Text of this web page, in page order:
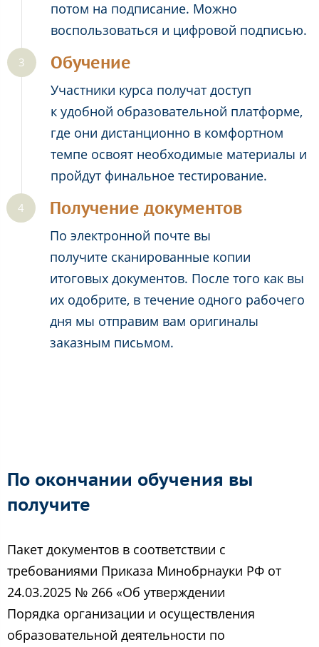
потом на подписание. Можно
воспользоваться и цифровой подписью.
Обучение
Участники курса получат доступ
к удобной образовательной платформе,
где они дистанционно в комфортном
темпе освоят необходимые материалы и
пройдут финальное тестирование.
Получение документов
По электронной почте вы
получите сканированные копии
итоговых документов. После того как вы
их одобрите, в течение одного рабочего
дня мы отправим вам оригиналы
заказным письмом.
По окончании обучения вы
получите
Пакет документов в соответствии с
требованиями Приказа Минобрнауки РФ от
24.03.2025 № 266 «Об утверждении
Порядка организации и осуществления
образовательной деятельности по